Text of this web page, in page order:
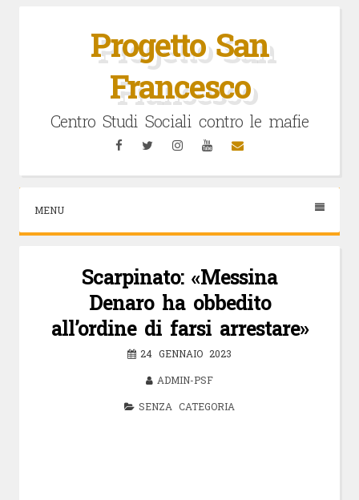
Progetto San
Francesco
Centro Studi Sociali contro le mafie
FacebookTwitterInstagramYouTubeEmail
MENU
Scarpinato: «Messina
Denaro ha obbedito
all’ordine di farsi arrestare»
24 GENNAIO 2023
ADMIN-PSF
SENZA CATEGORIA